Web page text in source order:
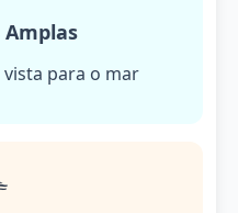
para o mar